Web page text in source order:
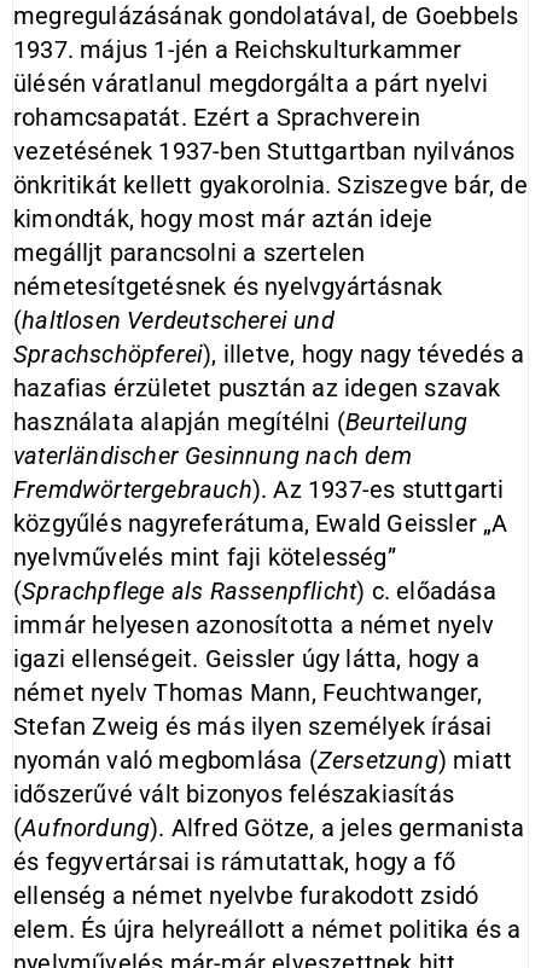
megregulázásának gondolatával, de Goebbels
1937. május 1-jén a Reichskulturkammer
ülésén váratlanul megdorgálta a párt nyelvi
rohamcsapatát. Ezért a Sprachverein
vezetésének 1937-ben Stuttgartban nyilvános
önkritikát kellett gyakorolnia. Sziszegve bár, de
kimondták, hogy most már aztán ideje
megálljt parancsolni a szertelen
németesítgetésnek és nyelvgyártásnak
(haltlosen Verdeutscherei und
Sprachschöpferei), illetve, hogy nagy tévedés a
hazafias érzületet pusztán az idegen szavak
használata alapján megítélni (Beurteilung
vaterländischer Gesinnung nach dem
Fremdwörtergebrauch). Az 1937-es stuttgarti
közgyűlés nagyreferátuma, Ewald Geissler „A
nyelvművelés mint faji kötelesség”
(Sprachpflege als Rassenpflicht) c. előadása
immár helyesen azonosította a német nyelv
igazi ellenségeit. Geissler úgy látta, hogy a
német nyelv Thomas Mann, Feuchtwanger,
Stefan Zweig és más ilyen személyek írásai
nyomán való megbomlása (Zersetzung) miatt
időszerűvé vált bizonyos felészakiasítás
(Aufnordung). Alfred Götze, a jeles germanista
és fegyvertársai is rámutattak, hogy a fő
ellenség a német nyelvbe furakodott zsidó
elem. És újra helyreállott a német politika és a